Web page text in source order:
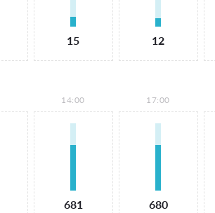
15 12
14:00
681
17:00
680